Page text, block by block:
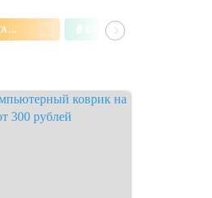
СЕРЬГИ НА АЛИЭКСПРЕСС С БЕСПЛАТНОЙ ДОСТАВКОЙ #